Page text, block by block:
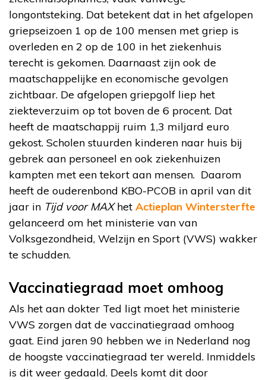
longontsteking. Dat betekent dat in het afgelopen
griepseizoen 1 op de 100 mensen met griep is
overleden en 2 op de 100 in het ziekenhuis
terecht is gekomen. Daarnaast zijn ook de
maatschappelijke en economische gevolgen
zichtbaar. De afgelopen griepgolf liep het
ziekteverzuim op tot boven de 6 procent. Dat
heeft de maatschappij ruim 1,3 miljard euro
gekost. Scholen stuurden kinderen naar huis bij
gebrek aan personeel en ook ziekenhuizen
kampten met een tekort aan mensen. Daarom
heeft de ouderenbond KBO-PCOB in april van dit
jaar in Tijd voor MAXhet Actieplan Wintersterfte
gelanceerd om het ministerie van van
Volksgezondheid, Welzijn en Sport (VWS) wakker
te schudden.
Vaccinatiegraad moet omhoog
Als het aan dokter Ted ligt moet het ministerie
VWS zorgen dat de vaccinatiegraad omhoog
gaat. Eind jaren 90 hebben we in Nederland nog
de hoogste vaccinatiegraad ter wereld. Inmiddels
is dit weer gedaald. Deels komt dit door